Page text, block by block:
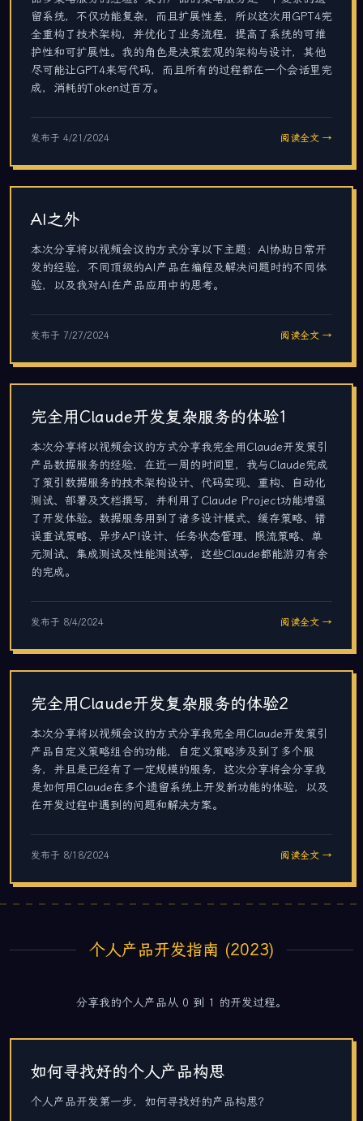
留系统，不仅功能复杂，而且扩展性差，所以这次用GPT4完
全重构了技术架构，并优化了业务流程，提高了系统的可维
护性和可扩展性。我的角色是决策宏观的架构与设计，其他
尽可能让GPT4来写代码，而且所有的过程都在一个会话里完
成，消耗的Token过百万。
发布于 4/21/2024 阅读全文 →
AI之外
本次分享将以视频会议的方式分享以下主题：AI协助日常开
发的经验，不同顶级的AI产品在编程及解决问题时的不同体
验，以及我对AI在产品应用中的思考。
发布于 7/27/2024 阅读全文 →
完全用Claude开发复杂服务的体验1
本次分享将以视频会议的方式分享我完全用Claude开发策引
产品数据服务的经验，在近一周的时间里，我与Claude完成
了策引数据服务的技术架构设计、代码实现、重构、自动化
测试、部署及文档撰写，并利用了Claude Project功能增强
了开发体验。数据服务用到了诸多设计模式、缓存策略、错
误重试策略、异步API设计、任务状态管理、限流策略、单
元测试、集成测试及性能测试等，这些Claude都能游刃有余
的完成。
发布于 8/4/2024 阅读全文 →
完全用Claude开发复杂服务的体验2
本次分享将以视频会议的方式分享我完全用Claude开发策引
产品自定义策略组合的功能，自定义策略涉及到了多个服
务，并且是已经有了一定规模的服务，这次分享将会分享我
是如何用Claude在多个遗留系统上开发新功能的体验，以及
在开发过程中遇到的问题和解决方案。
发布于 8/18/2024 阅读全文 →
个人产品开发指南 (2023)
分享我的个人产品从 0 到 1 的开发过程。
如何寻找好的个人产品构思
个人产品开发第一步，如何寻找好的产品构思？